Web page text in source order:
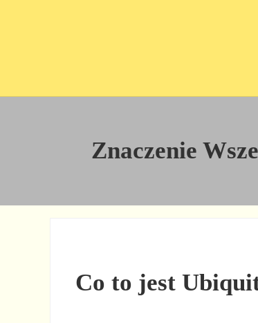
Znaczenie
Co to jest